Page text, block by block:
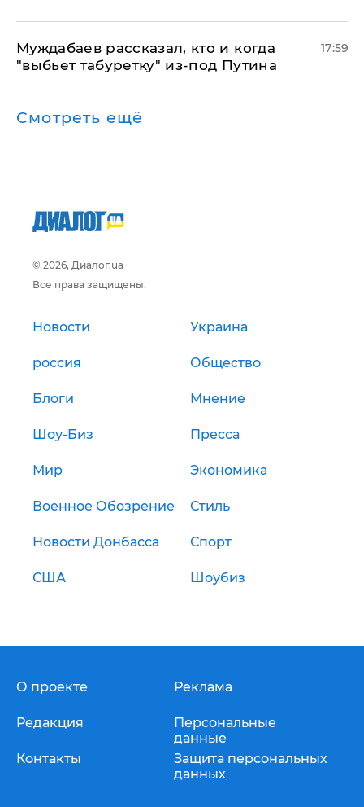
Муждабаев рассказал, кто и когда
"выбьет табуретку" из-под Путина
17:59
Смотреть ещё
© 2026, Диалог.ua
Все права защищены.
Новости Украина
россия Общество
Блоги Мнение
Шоу-Биз Пресса
Мир Экономика
Военное Обозрение Стиль
Новости Донбасса Спорт
США Шоубиз
О проекте
Редакция
Контакты
Реклама
Персональные
данные
Защита персональных
данных